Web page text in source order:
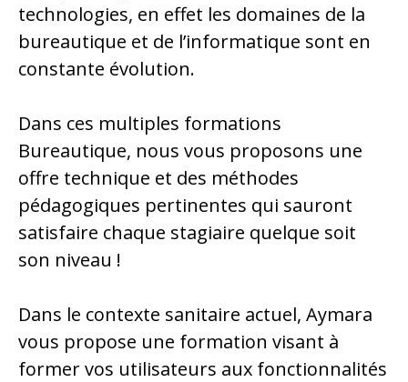
technologies, en effet les domaines de la
bureautique et de l’informatique sont en
constante évolution.
Dans ces multiples formations
Bureautique, nous vous proposons une
offre technique et des méthodes
pédagogiques pertinentes qui sauront
satisfaire chaque stagiaire quelque soit
son niveau !
Dans le contexte sanitaire actuel, Aymara
vous propose une formation visant à
former vos utilisateurs aux fonctionnalités